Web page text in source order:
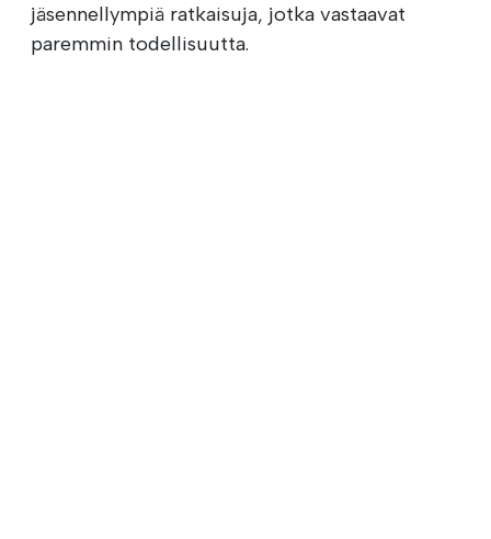
jäsennellympiä ratkaisuja, jotka vastaavat
paremmin todellisuutta.